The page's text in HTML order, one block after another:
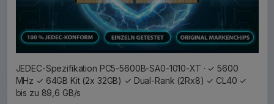
JEDEC-Spezifikation PC5-5600B-SA0-1010-XT · ✓ 5600
MHz ✓ 64GB Kit (2x 32GB) ✓ Dual-Rank (2Rx8) ✓ CL40 ✓
bis zu 89,6 GB/s